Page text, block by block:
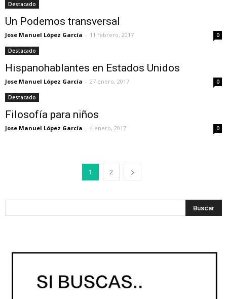
Destacado
Un Podemos transversal
Jose Manuel López García - 11 febrero, 2017 0
Destacado
Hispanohablantes en Estados Unidos
Jose Manuel López García - 27 enero, 2017 0
Destacado
Filosofía para niños
Jose Manuel López García - 4 enero, 2017 0
1 2